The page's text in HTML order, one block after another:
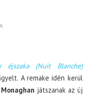
éjszaka (Nuit Blanche)
A remake idén kerül
játszanak az új